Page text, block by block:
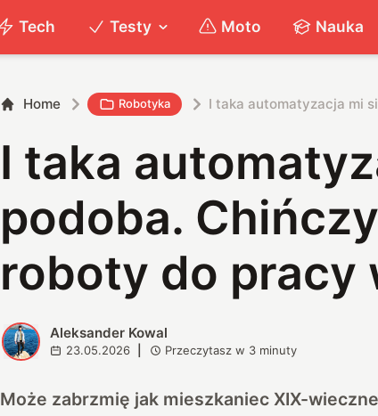
Tech Testy Moto Nauka
Home Robotyka I taka automatyzacja mi
I taka
podoba.
roboty do pracy
A Aleksander Kowal
23.05.2026 Przeczytasz w 3 minuty
Może zabrzmię jak mieszkaniec XIX-